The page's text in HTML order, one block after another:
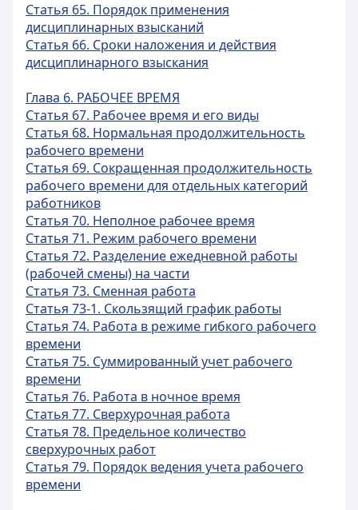
Статья 65. Порядок применения
дисциплинарных взысканий
Статья 66. Сроки наложения и действия
дисциплинарного взыскания
Глава 6. РАБОЧЕЕ ВРЕМЯ
Статья 67. Рабочее время и его виды
Статья 68. Нормальная продолжительность
рабочего времени
Статья 69. Сокращенная продолжительность
рабочего времени для отдельных категорий
работников
Статья 70. Неполное рабочее время
Статья 71. Режим рабочего времени
Статья 72. Разделение ежедневной работы
(рабочей смены) на части
Статья 73. Сменная работа
Статья 73-1. Скользящий график работы
Статья 74. Работа в режиме гибкого рабочего
времени
Статья 75. Суммированный учет рабочего
времени
Статья 76. Работа в ночное время
Статья 77. Сверхурочная работа
Статья 78. Предельное количество
сверхурочных работ
Статья 79. Порядок ведения учета рабочего
времени